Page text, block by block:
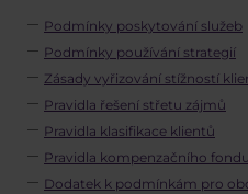
Podmínky poskytování služeb
Podmínky používání strategií
Zásady vyřizování stížností
Pravidla řešení střetu zájmů
Pravidla klasifikace klientů
Pravidla kompenzačního
Dodatek k podmínkám pro